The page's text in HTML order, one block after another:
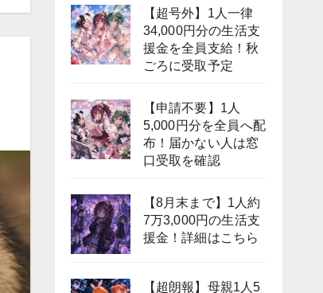
【超号外】1人一律
34,000円分の生活支
援金を全員支給！秋
ごろに受取予定
【申請不要】1人
5,000円分を全員へ配
布！届かない人は窓
口受取を確認
【8月末まで】1人約
7万3,000円の生活支
援金！詳細はこちら
【超朗報】母親1人5